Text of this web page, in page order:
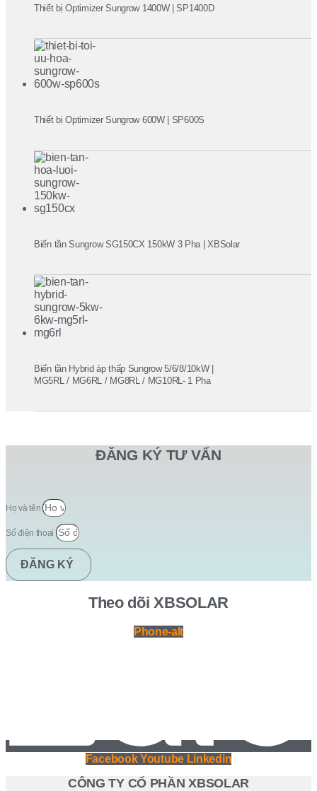
Thiết bị Optimizer Sungrow 1400W | SP1400D
Thiết bị Optimizer Sungrow 600W | SP600S
Biến tần Sungrow SG150CX 150kW 3 Pha | XBSolar
Biến tần Hybrid áp thấp Sungrow 5/6/8/10kW |
MG5RL / MG6RL / MG8RL / MG10RL- 1 Pha
ĐĂNG KÝ TƯ VẤN
Họ và tên
Số điện thoại
ĐĂNG KÝ
Theo dõi XBSOLAR
Phone-alt
Facebook Youtube Linkedin
CÔNG TY CỔ PHẦN XBSOLAR